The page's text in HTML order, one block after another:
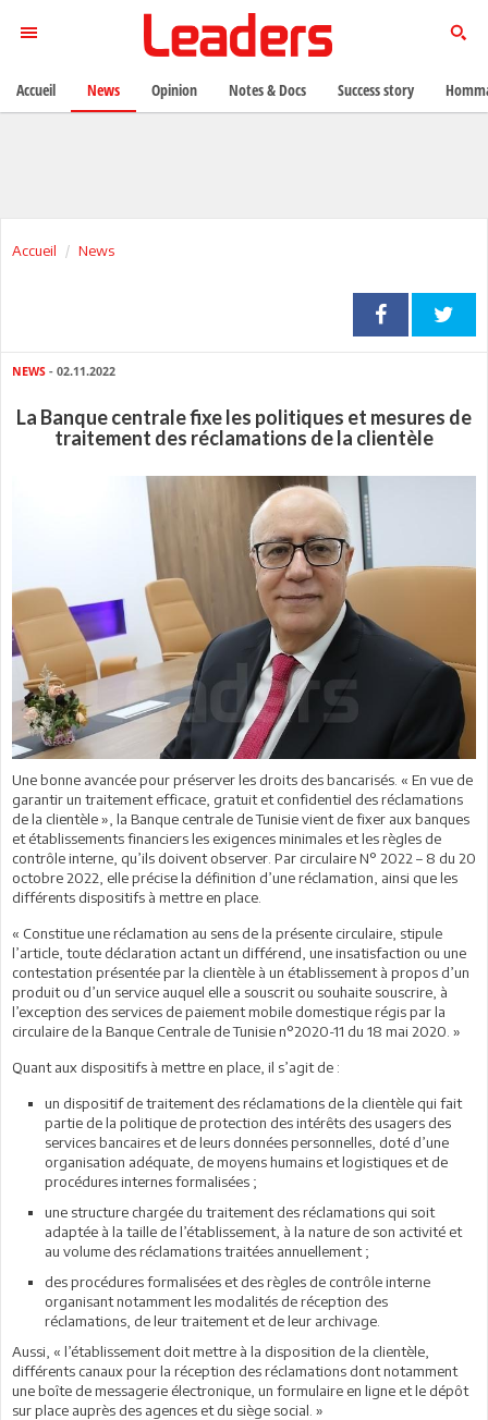
Accueil News
NEWS - 02.11.2022
La Banque centrale fixe les politiques et mesures de
traitement des réclamations de la clientèle
Une bonne avancée pour préserver les droits des bancarisés. « En vue de
garantir un traitement efficace, gratuit et confidentiel des réclamations
de la clientèle », la Banque centrale de Tunisie vient de fixer aux banques
et établissements financiers les exigences minimales et les règles de
contrôle interne, qu’ils doivent observer. Par circulaire N° 2022 – 8 du 20
octobre 2022, elle précise la définition d’une réclamation, ainsi que les
différents dispositifs à mettre en place.
« Constitue une réclamation au sens de la présente circulaire, stipule
l’article, toute déclaration actant un différend, une insatisfaction ou une
contestation présentée par la clientèle à un établissement à propos d’un
produit ou d’un service auquel elle a souscrit ou souhaite souscrire, à
l’exception des services de paiement mobile domestique régis par la
circulaire de la Banque Centrale de Tunisie n°2020-11 du 18 mai 2020. »
Quant aux dispositifs à mettre en place, il s’agit de :
un dispositif de traitement des réclamations de la clientèle qui fait
partie de la politique de protection des intérêts des usagers des
services bancaires et de leurs données personnelles, doté d’une
organisation adéquate, de moyens humains et logistiques et de
procédures internes formalisées ;
une structure chargée du traitement des réclamations qui soit
adaptée à la taille de l’établissement, à la nature de son activité et
au volume des réclamations traitées annuellement ;
des procédures formalisées et des règles de contrôle interne
organisant notamment les modalités de réception des
réclamations, de leur traitement et de leur archivage.
Aussi, « l’établissement doit mettre à la disposition de la clientèle,
différents canaux pour la réception des réclamations dont notamment
une boîte de messagerie électronique, un formulaire en ligne et le dépôt
sur place auprès des agences et du siège social. »
Accueil News Opinion Notes & Docs Success story